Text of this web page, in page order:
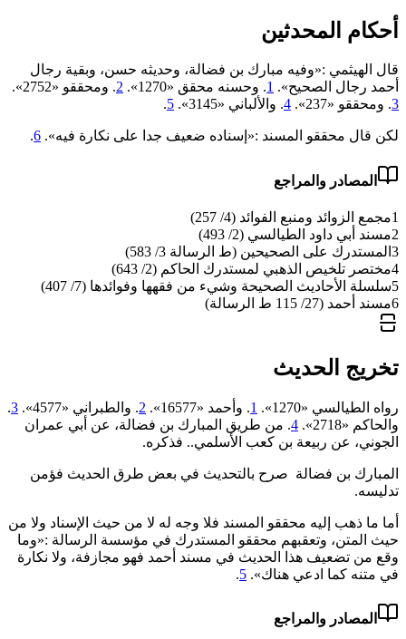
أحكام المحدثين
قال الهيثمي :«وفيه مبارك بن فضالة، وحديثه حسن، وبقية رجال
أحمد رجال الصحيح». 1. وحسنه محقق «1270». 2. ومحققو «2752».
3. ومحققو «237». 4. والألباني «‌‌3145». 5
.
لكن قال محققو المسند :«إسناده ضعيف جدا على نكارة فيه». 6
.
المصادر والمراجع
1مجمع الزوائد ومنبع الفوائد (4/ 257)
2مسند أبي داود الطيالسي (2/ 493)
3 المستدرك على الصحيحين (ط الرسالة 3/ 583)
4مختصر تلخيص الذهبي لمستدرك الحاكم (2/ 643)
5سلسلة الأحاديث الصحيحة وشيء من فقهها وفوائدها (7/ 407)
6مسند أحمد (27/ 115 ط الرسالة)
تخريج الحديث
رواه الطيالسي «1270». 1. وأحمد «16577». 2. والطبراني «4577». 3
.
والحاكم «2718».
4. من طريق المبارك بن فضالة، عن أبي عمران
الجوني، عن ربيعة بن كعب الأسلمي.. فذكره.
المبارك بن فضالة صرح بالتحديث في بعض طرق الحديث فؤمن
تدليسه.
أما ما ذهب إليه محققو المسند فلا وجه له لا من حيث الإسناد ولا من
حيث المتن، وتعقبهم محققو المستدرك في مؤسسة الرسالة :«وما
وقع من تضعيف هذا الحديث في مسند أحمد فهو مجازفة، ولا نكارة
في متنه كما ادعي هناك». 5
.
المصادر والمراجع